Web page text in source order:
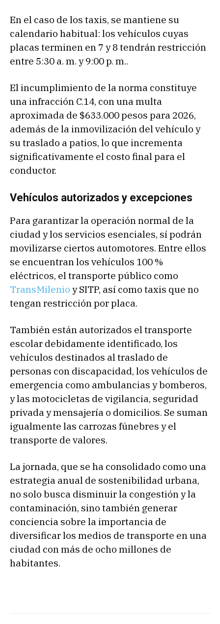
En el caso de los taxis, se mantiene su
calendario habitual: los vehículos cuyas
placas terminen en 7 y 8 tendrán restricción
entre 5:30 a. m. y 9:00 p. m..
El incumplimiento de la norma constituye
una infracción C.14, con una multa
aproximada de $633.000 pesos para 2026,
además de la inmovilización del vehículo y
su traslado a patios, lo que incrementa
significativamente el costo final para el
conductor.
Vehículos autorizados y excepciones
Para garantizar la operación normal de la
ciudad y los servicios esenciales, sí podrán
movilizarse ciertos automotores. Entre ellos
se encuentran los vehículos 100 %
eléctricos, el transporte público como
TransMilenio y SITP, así como taxis que no
tengan restricción por placa.
También están autorizados el transporte
escolar debidamente identificado, los
vehículos destinados al traslado de
personas con discapacidad, los vehículos de
emergencia como ambulancias y bomberos,
y las motocicletas de vigilancia, seguridad
privada y mensajería o domicilios. Se suman
igualmente las carrozas fúnebres y el
transporte de valores.
La jornada, que se ha consolidado como una
estrategia anual de sostenibilidad urbana,
no solo busca disminuir la congestión y la
contaminación, sino también generar
conciencia sobre la importancia de
diversificar los medios de transporte en una
ciudad con más de ocho millones de
habitantes.